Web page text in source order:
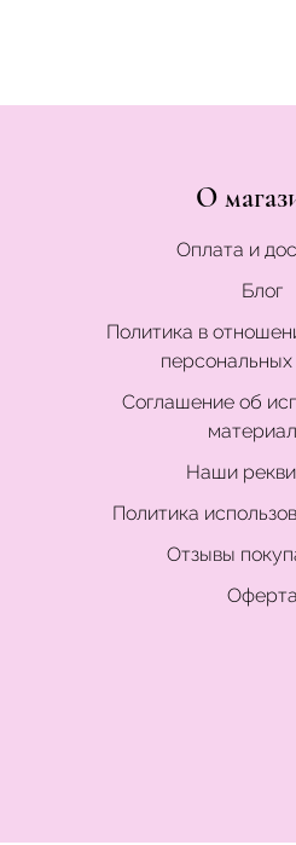
О
Оплата и
Блог
Политика в
Соглашение об
Наши
Политика
Отзывы
Оферта